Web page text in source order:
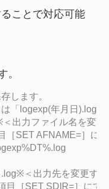
ことで対応可能
。
します。
「logexp(年月日).log
出力ファイル名を変更
［SET AFNAME=］に
＜出力先を変更す
目［SET SDIR=］に